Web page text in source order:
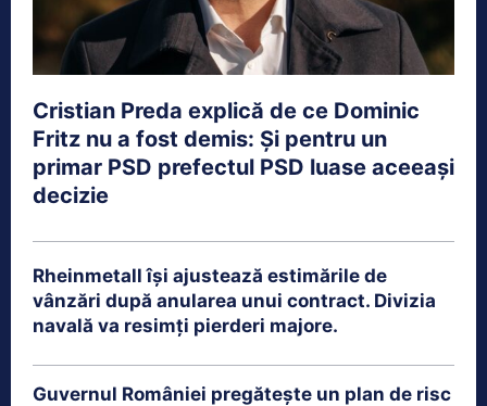
Cristian Preda explică de ce Dominic
Fritz nu a fost demis: Și pentru un
primar PSD prefectul PSD luase aceeași
decizie
Rheinmetall își ajustează estimările de
vânzări după anularea unui contract. Divizia
navală va resimți pierderi majore.
Guvernul României pregătește un plan de risc